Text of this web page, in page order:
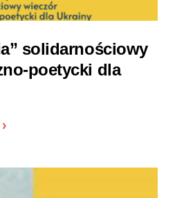
solidarnościowy
poetycki dla